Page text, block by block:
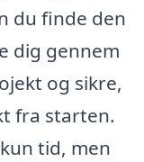
du finde den
dig gennem
og sikre,
fra starten.
tid, men